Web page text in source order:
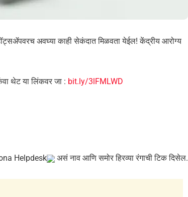
अवघ्या काही सेकंदात मिळवता येईल! केंद्रीय आरोग्य
थेट या लिंकवर जा : bit.ly/3lFMLWD
Helpdesk असं नाव आणि समोर हिरव्या रंगाची टिक दिसेल.